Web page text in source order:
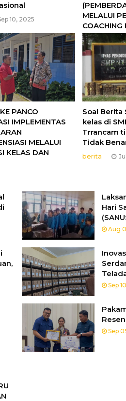
10, 2025
MELALUI
COACHING
MASALAH,
NEGERI 2
berita
PANCO
IMPLEMENTAS
MELALUI
KELAS DAN
Soal Berita
kelas di
Trrancam
Tidak
berita
Hari
Aug
Sep
Sep